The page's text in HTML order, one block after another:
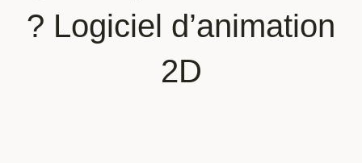
? Logiciel d’animation
2D